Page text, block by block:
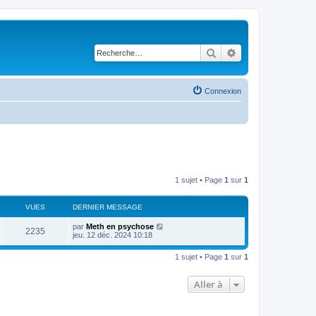
Rechercher
Connexion
1 sujet • Page 1 sur 1
VUES DERNIER MESSAGE
2235 par Meth en psychose
jeu. 12 déc. 2024 10:18
1 sujet • Page 1 sur 1
Aller à